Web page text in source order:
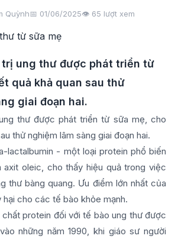
Quỳnh📅 01/06/2025👁️ 65 lượt xem
ung thư được phát triển từ
quả khả quan sau thử
giai đoạn hai.
thư được phát triển từ sữa mẹ, cho
thử nghiệm lâm sàng giai đoạn hai.
lactalbumin - một loại protein phổ biến
oleic, cho thấy hiệu quả trong việc
thư bàng quang. Ưu điểm lớn nhất của
cho các tế bào khỏe mạnh.
protein đối với tế bào ung thư được
những năm 1990, khi giáo sư người